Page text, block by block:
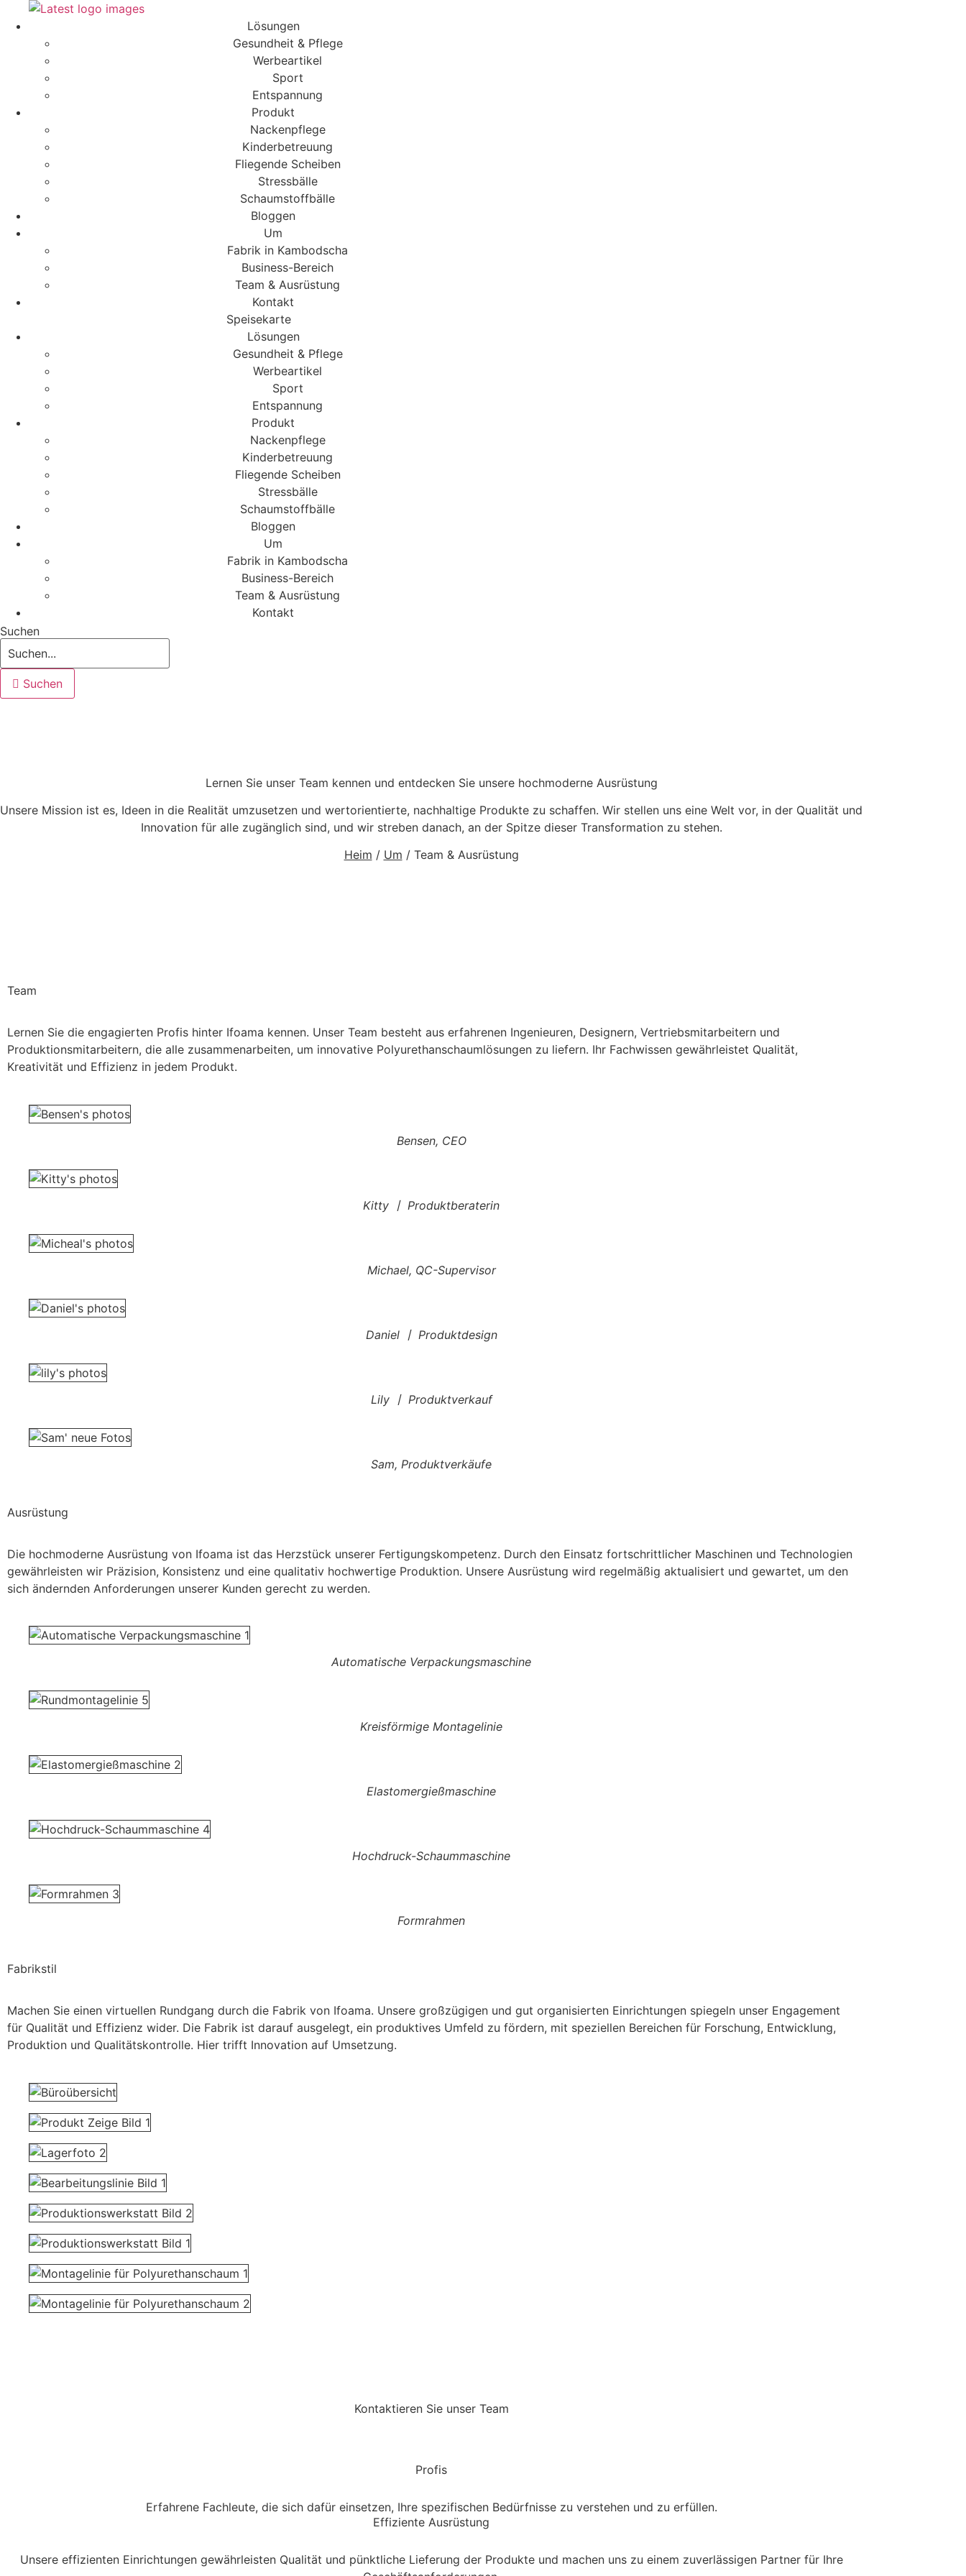
Inhalt
springen
Lösungen
Gesundheit & Pflege
Werbeartikel
Sport
Entspannung
Produkt
Nackenpflege
Kinderbetreuung
Fliegende Scheiben
Stressbälle
Schaumstoffbälle
Bloggen
Um
Fabrik in Kambodscha
Business-Bereich
Team & Ausrüstung
Kontakt
Speisekarte
Lösungen
Gesundheit & Pflege
Werbeartikel
Sport
Entspannung
Produkt
Nackenpflege
Kinderbetreuung
Fliegende Scheiben
Stressbälle
Schaumstoffbälle
Bloggen
Um
Fabrik in Kambodscha
Business-Bereich
Team & Ausrüstung
Kontakt
Suchen
Suchen
Lernen Sie unser Team kennen und entdecken Sie unsere hochmoderne Ausrüstung
Unsere Mission ist es, Ideen in die Realität umzusetzen und wertorientierte, nachhaltige Produkte zu schaffen. Wir stellen uns eine Welt vor, in der Qualität und
Innovation für alle zugänglich sind, und wir streben danach, an der Spitze dieser Transformation zu stehen.
Heim / Um / Team & Ausrüstung
Team
Lernen Sie die engagierten Profis hinter Ifoama kennen. Unser Team besteht aus erfahrenen Ingenieuren, Designern, Vertriebsmitarbeitern und
Produktionsmitarbeitern, die alle zusammenarbeiten, um innovative Polyurethanschaumlösungen zu liefern. Ihr Fachwissen gewährleistet Qualität,
Kreativität und Effizienz in jedem Produkt.
Bensen, CEO
Kitty 丨 Produktberaterin
Michael, QC-Supervisor
Daniel 丨 Produktdesign
Lily 丨 Produktverkauf
Sam, Produktverkäufe
Ausrüstung
Die hochmoderne Ausrüstung von Ifoama ist das Herzstück unserer Fertigungskompetenz. Durch den Einsatz fortschrittlicher Maschinen und Technologien
gewährleisten wir Präzision, Konsistenz und eine qualitativ hochwertige Produktion. Unsere Ausrüstung wird regelmäßig aktualisiert und gewartet, um den
sich ändernden Anforderungen unserer Kunden gerecht zu werden.
Automatische Verpackungsmaschine
Kreisförmige Montagelinie
Elastomergießmaschine
Hochdruck-Schaummaschine
Formrahmen
Fabrikstil
Machen Sie einen virtuellen Rundgang durch die Fabrik von Ifoama. Unsere großzügigen und gut organisierten Einrichtungen spiegeln unser Engagement
für Qualität und Effizienz wider. Die Fabrik ist darauf ausgelegt, ein produktives Umfeld zu fördern, mit speziellen Bereichen für Forschung, Entwicklung,
Produktion und Qualitätskontrolle. Hier trifft Innovation auf Umsetzung.
Kontaktieren Sie unser Team
Profis
Erfahrene Fachleute, die sich dafür einsetzen, Ihre spezifischen Bedürfnisse zu verstehen und zu erfüllen.
Effiziente Ausrüstung
Unsere effizienten Einrichtungen gewährleisten Qualität und pünktliche Lieferung der Produkte und machen uns zu einem zuverlässigen Partner für Ihre